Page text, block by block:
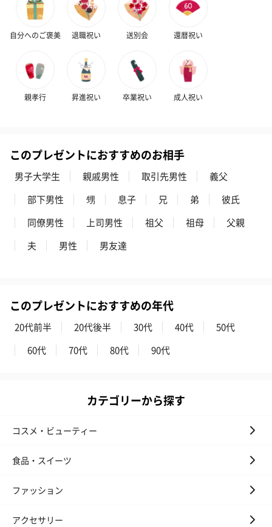
自分へのご褒美 退職祝い 送別会 還暦祝い
親孝行 昇進祝い 卒業祝い 成人祝い
このプレゼントにおすすめのお相手
男子大学生 親戚男性 取引先男性
義父
部下男性
甥 息子 兄 弟
彼氏
同僚男性
上司男性 祖父 祖母
父親
夫
男性 男友達
このプレゼントにおすすめの年代
20代前半 20代後半 30代 40代
50代
60代
70代 80代 90代
カテゴリーから探す
コスメ・ビューティー
食品・スイーツ
ファッション
アクセサリー